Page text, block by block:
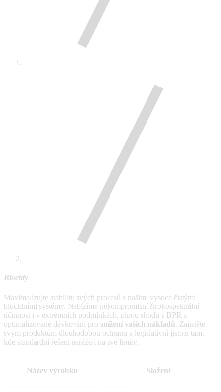
Biocidy
Maximalizujte stabilitu svých procesů s našimi vysoce čistými
biocidními systémy. Nabízíme nekompromisní širokospektrální
účinnost i v extrémních podmínkách, plnou shodu s BPR a
optimalizované dávkování pro snížení vašich nákladů. Zajistěte
svým produktům dlouhodobou ochranu a legislativní jistotu tam,
kde standardní řešení narážejí na své limity.
Název výrobku Složení